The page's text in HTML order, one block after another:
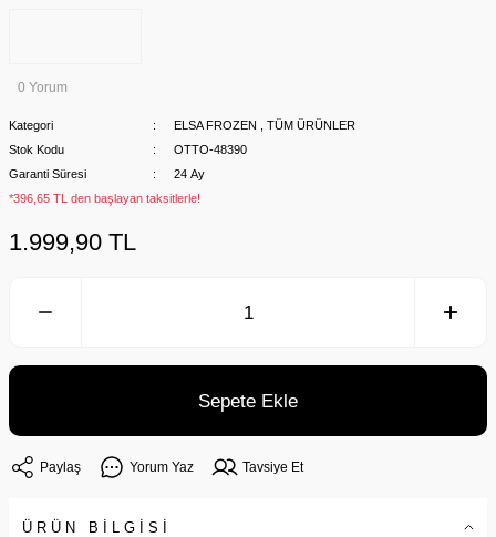
0 Yorum
Kategori ELSA FROZEN
TÜM ÜRÜNLER
Stok Kodu
OTTO-48390
Garanti Süresi
24 Ay
*396,65 TL den başlayan taksitlerle!
1.999,90 TL
Sepete Ekle
Paylaş Yorum Yaz Tavsiye Et
ÜRÜN BİLGİSİ